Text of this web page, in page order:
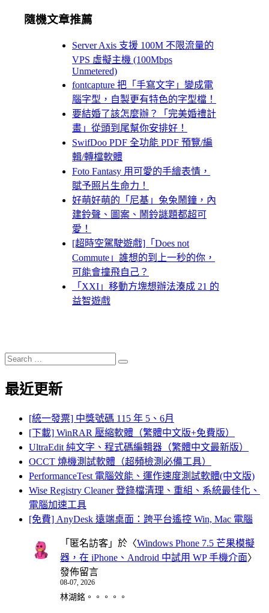
隨機文章推薦
Server Axis 支援 100M 不限流量的
VPS 虛擬主機 (100Mbps
Unmetered)
fontcapture 把「手寫文字」變成電
腦字型，自製更有特色的字型檔！
要結婚了該怎麼辦？「完美婚禮計
畫」從頭到尾幫你安排好！
SwifDoo PDF 全功能 PDF 預覽/編
輯/轉檔軟體
Foto Fantasy 用可愛的手繪表情，
賦予照片生命力！
好萌好萌的「尼基」兔兔鬧鐘，內
建鈴聲、圖案、鬧鈴謎題都超可
愛！
[超時空駕駛遊戲]「Does not
Commute」誰想的到上一秒的你，
可能會撞飛自己？
「XXI」移動方塊想辦法湊成 21 的
益智遊戲
Search
for:
Search
最近更新
[統一發票] 中獎號碼 115 年 5、6月
[下載] WinRAR 壓縮軟體（繁體中文版+免費版）
UltraEdit 純文字、程式碼編輯器（繁體中文最新版）
OCCT 燒機測試軟體（超頻檢測必備工具）
PerformanceTest 電腦效能、運作速度測試軟體(中文版)
Wise Registry Cleaner 登錄檔清理、重組、系統最佳化、
電腦加速工具
[免費] AnyDesk 遠端桌面：跨平台遙控 Win, Mac 電腦
「 匿名訪客 」於〈Windows Phone 7.5 芒果模擬
器，在 iPhone、Android 中試用 WP 手機介面〉
發佈留言
08-07, 2026
林湖銘。。。。。